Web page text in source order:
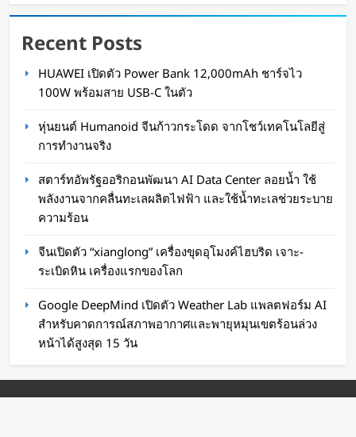
สตาร์ทอัพรัฐออริกอนพัฒนา AI Data Center ลอย
น้ำ ใช้พลังงานจากคลื่นทะเลผลิตไฟฟ้า และใช้น้ำ
Oat Content
เจาะ-ระเบิดหิน เครื่องแรกของโลก
Recent Posts
HUAWEI เปิดตัว Power Bank 12,000mAh ชาร์จไว
100W พร้อมสาย USB-C ในตัว
หุ่นยนต์ Humanoid จีนก้าวกระโดด จากโชว์เทคโนโลยีสู่
การทำงานจริง
สตาร์ทอัพรัฐออริกอนพัฒนา AI Data Center ลอยน้ำ ใช้
พลังงานจากคลื่นทะเลผลิตไฟฟ้า และใช้น้ำทะเลช่วยระบาย
ความร้อน
จีนเปิดตัว “xianglong” เครื่องขุดอุโมงค์ไฮบริด เจาะ-
ระเบิดหิน เครื่องแรกของโลก
Google DeepMind เปิดตัว Weather Lab แพลตฟอร์ม AI
สำหรับคาดการณ์สภาพอากาศและพายุหมุนเขตร้อนล่วง
หน้าได้สูงสุด 15 วัน